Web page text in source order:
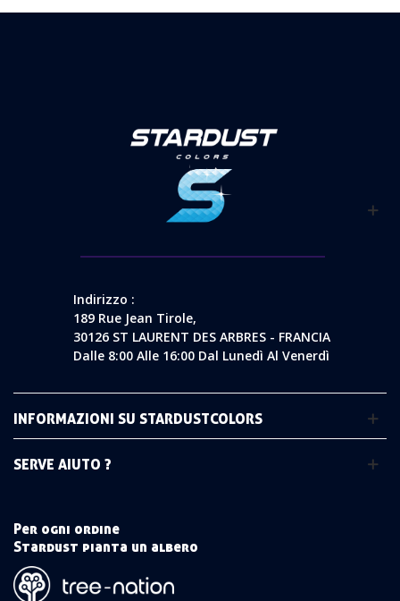
Indirizzo :
189 Rue Jean Tirole,
30126 ST LAURENT DES ARBRES - FRANCIA
Dalle 8:00 Alle 16:00 Dal Lunedì Al Venerdì
INFORMAZIONI SU STARDUSTCOLORS
SERVE AIUTO ?
Per ogni ordine
Stardust pianta un albero